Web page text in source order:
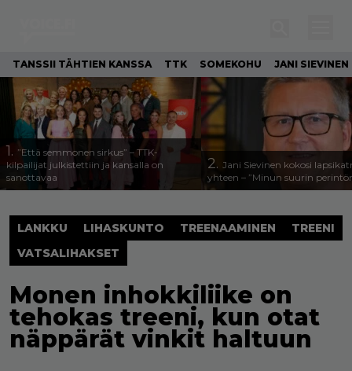
TANSSII TÄHTIEN KANSSA TTK SOMEKOHU JANI SIEVINEN
1. ”Että semmonen sirkus” – TTK-
kilpailijat julkistettiin ja kansalla on
sanottavaa
2. Jani Sievinen kokosi
yhteen – ”Minun suurin
LANKKU LIHASKUNTO TREENAAMINEN
TREENI
VATSALIHAKSET
Monen inhokkiliike on
tehokas treeni, kun otat
näppärät vinkit haltuun